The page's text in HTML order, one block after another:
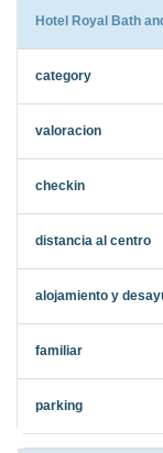
Hotel Royal Bath